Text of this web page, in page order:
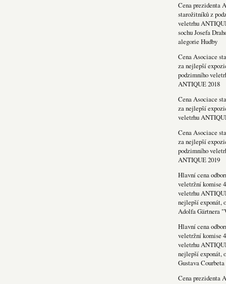
Cena prezidenta
starožitníků z
veletrhu
sochu Josefa
alegorie Hudby
Cena Asociace
za nejlepší
podzimního
ANTIQUE 2018
Cena Asociace
za nejlepší
veletrhu
Cena Asociace
za nejlepší
podzimního
ANTIQUE 2019
Hlavní cena
veletržní komise
veletrhu
nejlepší exponát,
Adolfa Gärtnera
Hlavní cena
veletržní komise
veletrhu
nejlepší exponát,
Gustava
Cena prezidenta